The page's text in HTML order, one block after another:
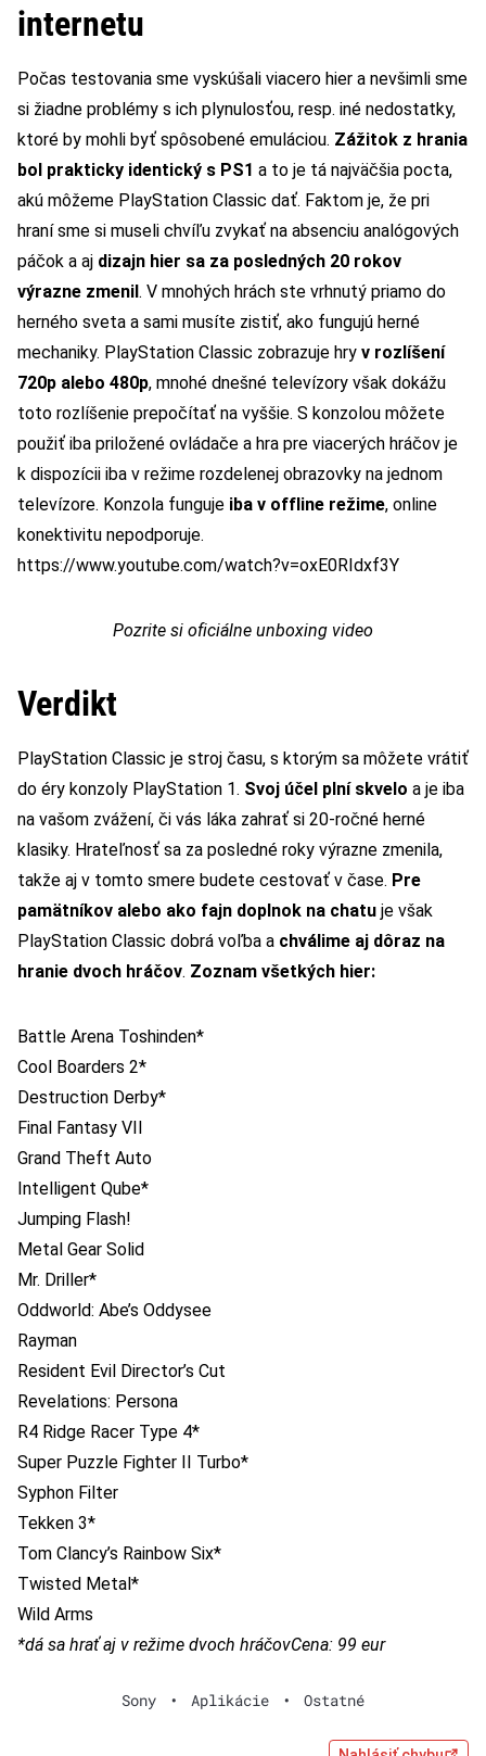
internetu
Počas testovania sme vyskúšali viacero hier a nevšimli sme
si žiadne problémy s ich plynulosťou, resp. iné nedostatky,
ktoré by mohli byť spôsobené emuláciou. Zážitok z hrania
bol prakticky identický s PS1 a to je tá najväčšia pocta,
akú môžeme PlayStation Classic dať. Faktom je, že pri
hraní sme si museli chvíľu zvykať na absenciu analógových
páčok a aj dizajn hier sa za posledných 20 rokov
výrazne zmenil. V mnohých hrách ste vrhnutý priamo do
herného sveta a sami musíte zistiť, ako fungujú herné
mechaniky. PlayStation Classic zobrazuje hry v rozlíšení
720p alebo 480p, mnohé dnešné televízory však dokážu
toto rozlíšenie prepočítať na vyššie. S konzolou môžete
použiť iba priložené ovládače a hra pre viacerých hráčov je
k dispozícii iba v režime rozdelenej obrazovky na jednom
televízore. Konzola funguje iba v offline režime, online
konektivitu nepodporuje.
https://www.youtube.com/watch?v=oxE0RIdxf3Y
Pozrite si oficiálne unboxing video
Verdikt
PlayStation Classic je stroj času, s ktorým sa môžete vrátiť
do éry konzoly PlayStation 1. Svoj účel plní skvelo a je iba
na vašom zvážení, či vás láka zahrať si 20-ročné herné
klasiky. Hrateľnosť sa za posledné roky výrazne zmenila,
takže aj v tomto smere budete cestovať v čase. Pre
pamätníkov alebo ako fajn doplnok na chatu je však
PlayStation Classic dobrá voľba a chválime aj dôraz na
hranie dvoch hráčov. Zoznam všetkých hier:
Battle Arena Toshinden*
Cool Boarders 2*
Destruction Derby*
Final Fantasy VII
Grand Theft Auto
Intelligent Qube*
Jumping Flash!
Metal Gear Solid
Mr. Driller*
Oddworld: Abe’s Oddysee
Rayman
Resident Evil Director’s Cut
Revelations: Persona
R4 Ridge Racer Type 4*
Super Puzzle Fighter II Turbo*
Syphon Filter
Tekken 3*
Tom Clancy’s Rainbow Six*
Twisted Metal*
Wild Arms
*dá sa hrať aj v režime dvoch hráčovCena: 99 eur
Sony • Aplikácie • Ostatné